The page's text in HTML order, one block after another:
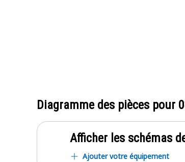
Diagramme des pièces pour
Afficher les schémas
Ajouter votre équipement